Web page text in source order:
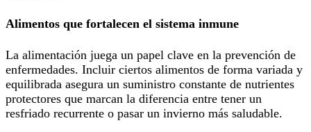
Alimentos que fortalecen el sistema inmune
La alimentación juega un papel clave en la prevención de
enfermedades. Incluir ciertos alimentos de forma variada y
equilibrada asegura un suministro constante de nutrientes
protectores que marcan la diferencia entre tener un
resfriado recurrente o pasar un invierno más saludable.